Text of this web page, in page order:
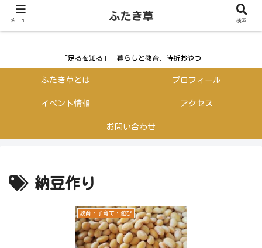
ふたき草
「足るを知る」 暮らしと教育、時折おやつ
ふたき草とは プロフィール
イベント情報 アクセス
お問い合わせ
納豆作り
教育・子育て・遊び
メニュー ふたき草 検索